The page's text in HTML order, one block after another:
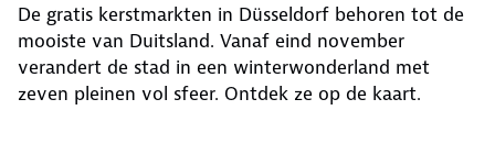
De gratis kerstmarkten in Düsseldorf behoren tot de
mooiste van Duitsland. Vanaf eind november
verandert de stad in een winterwonderland met
zeven pleinen vol sfeer. Ontdek ze op de kaart.